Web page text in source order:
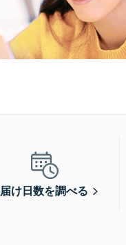
け日数を調べる